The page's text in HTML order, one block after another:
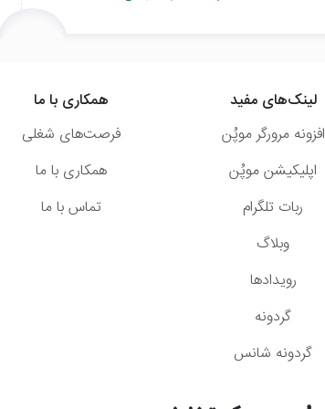
لینک‌های مفید
افزونه مرورگر موپُن
اپلیکیشن موپُن
ربات تلگرام
وبلاگ
رویدادها
گردونه
گردونه شانس
همکاری با ما
فرصت‌های شغلی
همکاری با ما
تماس با ما